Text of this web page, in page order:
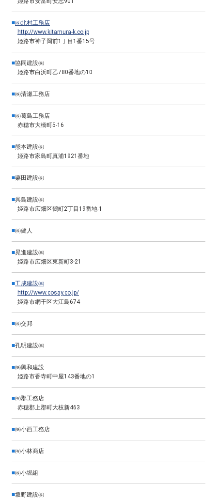
■㈱北村工務店
http://www.kitamura-k.co.jp
姫路市神子岡前1丁目1番15号
■協同建設㈱
姫路市白浜町乙780番地の10
■㈱清瀬工務店
■㈱葛島工務店
赤穂市大橋町5-16
■熊本建設㈱
姫路市家島町真浦1921番地
■栗田建設㈱
■呉島建設㈱
姫路市広畑区鶴町2丁目19番地-1
■㈱健人
■晃進建設㈱
姫路市広畑区東新町3-21
■工成建設㈱
http://www.cosay.co.jp/
姫路市網干区大江島674
■㈱交邦
■孔明建設㈱
■㈱興和建設
姫路市香寺町中屋143番地の1
■㈲郡工務店
赤穂郡上郡町大枝新463
■㈱小西工務店
■㈲小林商店
■㈱小堀組
■坂野建設㈱